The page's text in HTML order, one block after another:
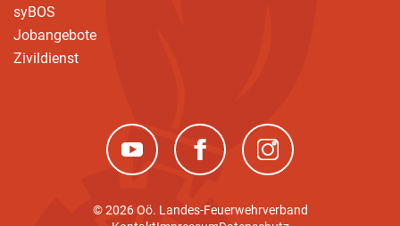
syBOS
Jobangebote
Zivildienst
(neues Fenster)(neues Fenster)(neues Fenster)
© 2026 Oö. Landes-Feuerwehrverband